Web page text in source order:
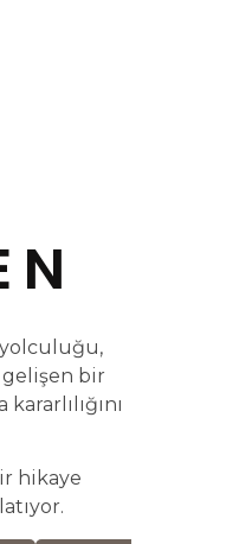
gelişen bir
hikaye